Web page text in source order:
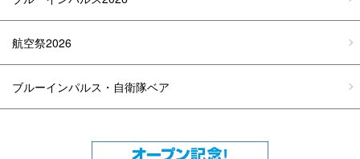
航空祭2026
ブルーインパルス・自衛隊ベア